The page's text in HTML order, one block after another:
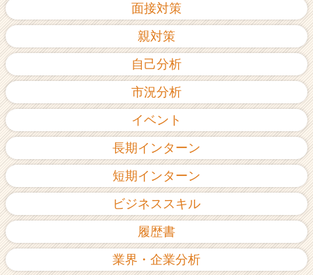
a
e
r）
面接対策
親対策
自己分析
市況分析
イベント
長期インターン
短期インターン
ビジネススキル
履歴書
業界・企業分析